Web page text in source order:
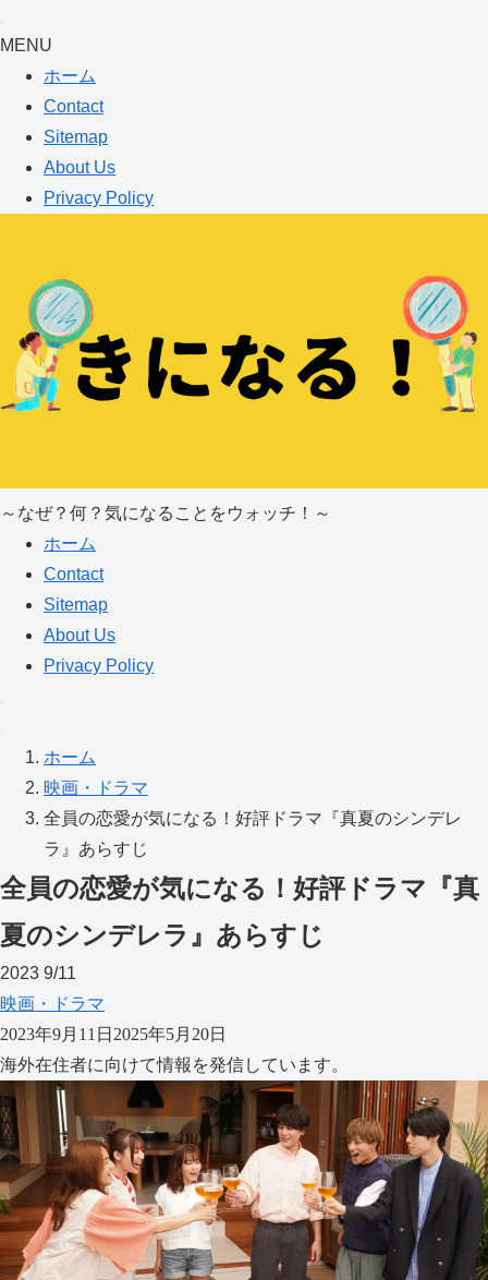
MENU
ホーム
Contact
Sitemap
About Us
Privacy Policy
～なぜ？何？気になることをウォッチ！～
ホーム
Contact
Sitemap
About Us
Privacy Policy
ホーム
映画・ドラマ
全員の恋愛が気になる！好評ドラマ『真夏のシンデレ
ラ』あらすじ
全員の恋愛が気になる！好評ドラマ『真
夏のシンデレラ』あらすじ
2023 9/11
映画・ドラマ
2023年9月11日 2025年5月20日
海外在住者に向けて情報を発信しています。